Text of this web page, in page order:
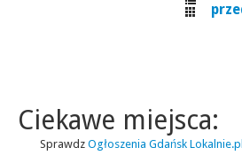
Ciekawe miejsca:
Sprawdz Ogłoszenia Gdańsk Lokalnie.pl